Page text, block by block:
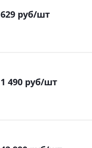
629 руб/шт
1 490 руб/шт